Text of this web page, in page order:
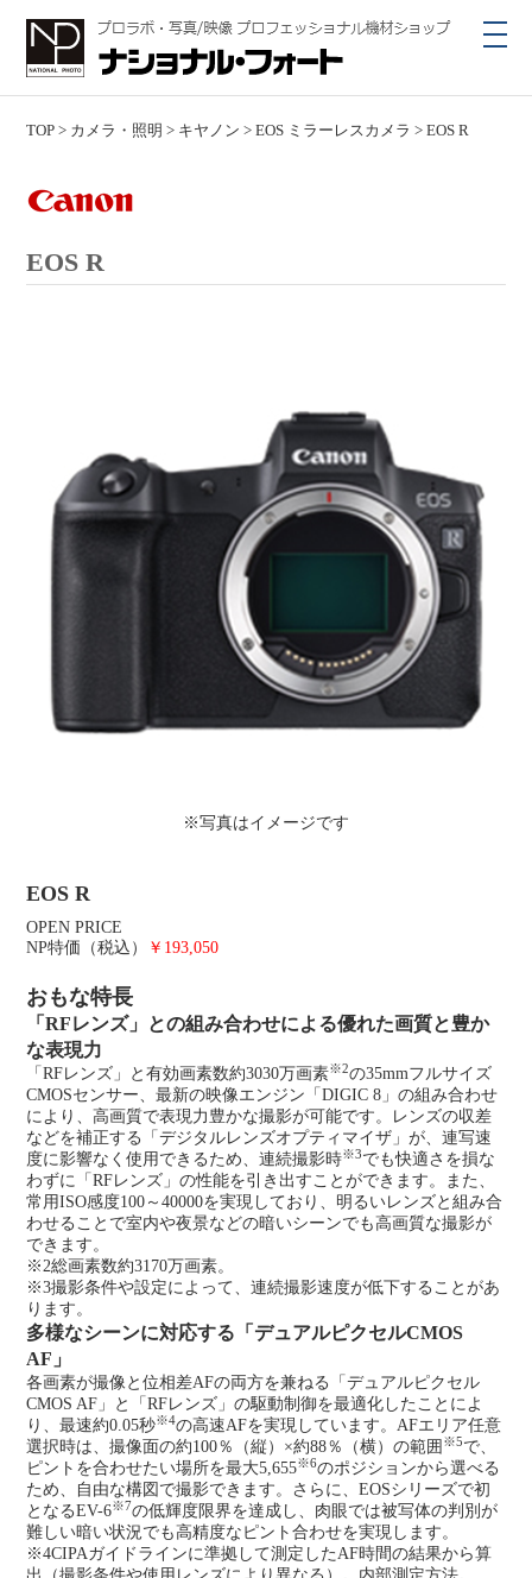
TOP > カメラ・照明 > キヤノン >EOS ミラーレスカメラ >EOS R
EOS R
※写真はイメージです
EOS R
OPEN PRICE
NP特価（税込）
￥193,050
おもな特長
「RFレンズ」との組み合わせによる優れた画質と豊か
な表現力
「RFレンズ」と有効画素数約3030万画素※2の35mmフルサイズ
CMOSセンサー、最新の映像エンジン「DIGIC 8」の組み合わせ
により、高画質で表現力豊かな撮影が可能です。レンズの収差
などを補正する「デジタルレンズオプティマイザ」が、連写速
度に影響なく使用できるため、連続撮影時※3でも快適さを損な
わずに「RFレンズ」の性能を引き出すことができます。また、
常用ISO感度100～40000を実現しており、明るいレンズと組み合
わせることで室内や夜景などの暗いシーンでも高画質な撮影が
できます。
※2総画素数約3170万画素。
※3撮影条件や設定によって、連続撮影速度が低下することがあ
ります。
多様なシーンに対応する「デュアルピクセルCMOS
AF」
各画素が撮像と位相差AFの両方を兼ねる「デュアルピクセル
CMOS AF」と「RFレンズ」の駆動制御を最適化したことによ
り、最速約0.05秒※4の高速AFを実現しています。AFエリア任意
選択時は、撮像面の約100％（縦）×約88％（横）の範囲 ※5で、
ピントを合わせたい場所を最大5,655※6のポジションから選べる
ため、自由な構図で撮影できます。さらに、EOSシリーズで初
となるEV-6※7の低輝度限界を達成し、肉眼では被写体の判別が
難しい暗い状況でも高精度なピント合わせを実現します。
※4CIPAガイドラインに準拠して測定したAF時間の結果から算